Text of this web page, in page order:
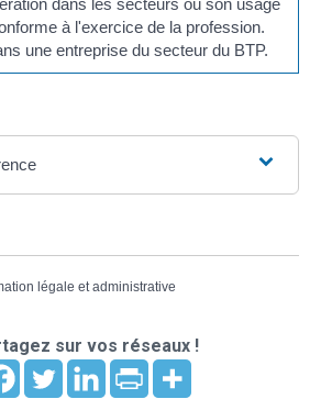
à l'exercice de la profession.
une entreprise du secteur du BTP.
légale et administrative
sur vos réseaux !